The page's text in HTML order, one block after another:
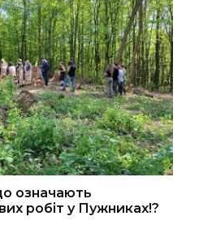
означають
робіт у Пужниках!?